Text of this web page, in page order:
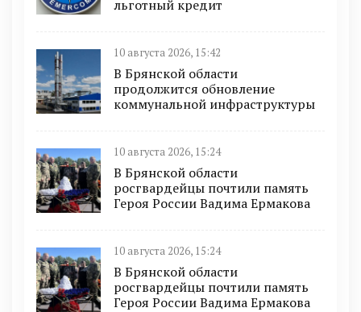
льготный кредит
10 августа 2026, 15:42
В Брянской области
продолжится обновление
коммунальной инфраструктуры
10 августа 2026, 15:24
В Брянской области
росгвардейцы почтили память
Героя России Вадима Ермакова
10 августа 2026, 15:24
В Брянской области
росгвардейцы почтили память
Героя России Вадима Ермакова